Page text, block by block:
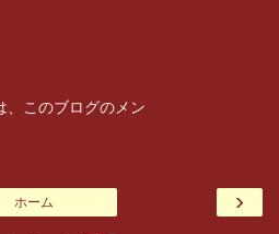
、このブログのメン
›
ホーム